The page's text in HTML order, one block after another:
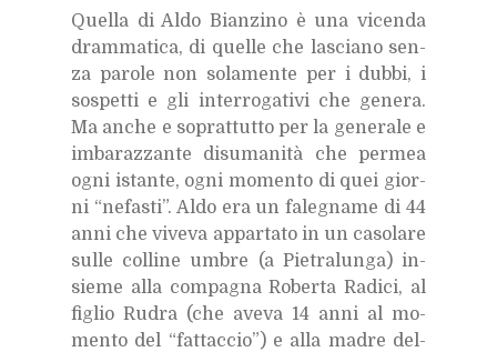
Quel­la di Aldo Bian­zi­no è una vi­cen­da
dram­ma­ti­ca, di quel­le che la­scia­no sen­
za pa­ro­le non so­la­men­te per i dub­bi, i
so­spet­ti e gli in­ter­ro­ga­ti­vi che ge­ne­ra.
Ma an­che e so­prat­tut­to per la ge­ne­ra­le e
im­ba­raz­zan­te di­su­ma­ni­tà che per­mea
ogni istan­te, ogni mo­men­to di quei gior­
ni “ne­fa­sti”. Aldo era un fa­le­gna­me di 44
anni che vi­ve­va ap­par­ta­to in un ca­so­la­re
sul­le col­li­ne um­bre (a Pie­tra­lun­ga) in­
sie­me alla com­pa­gna Ro­ber­ta Ra­di­ci, al
fi­glio Ru­dra (che ave­va 14 anni al mo­
men­to del “fat­tac­cio”) e alla ma­dre del­